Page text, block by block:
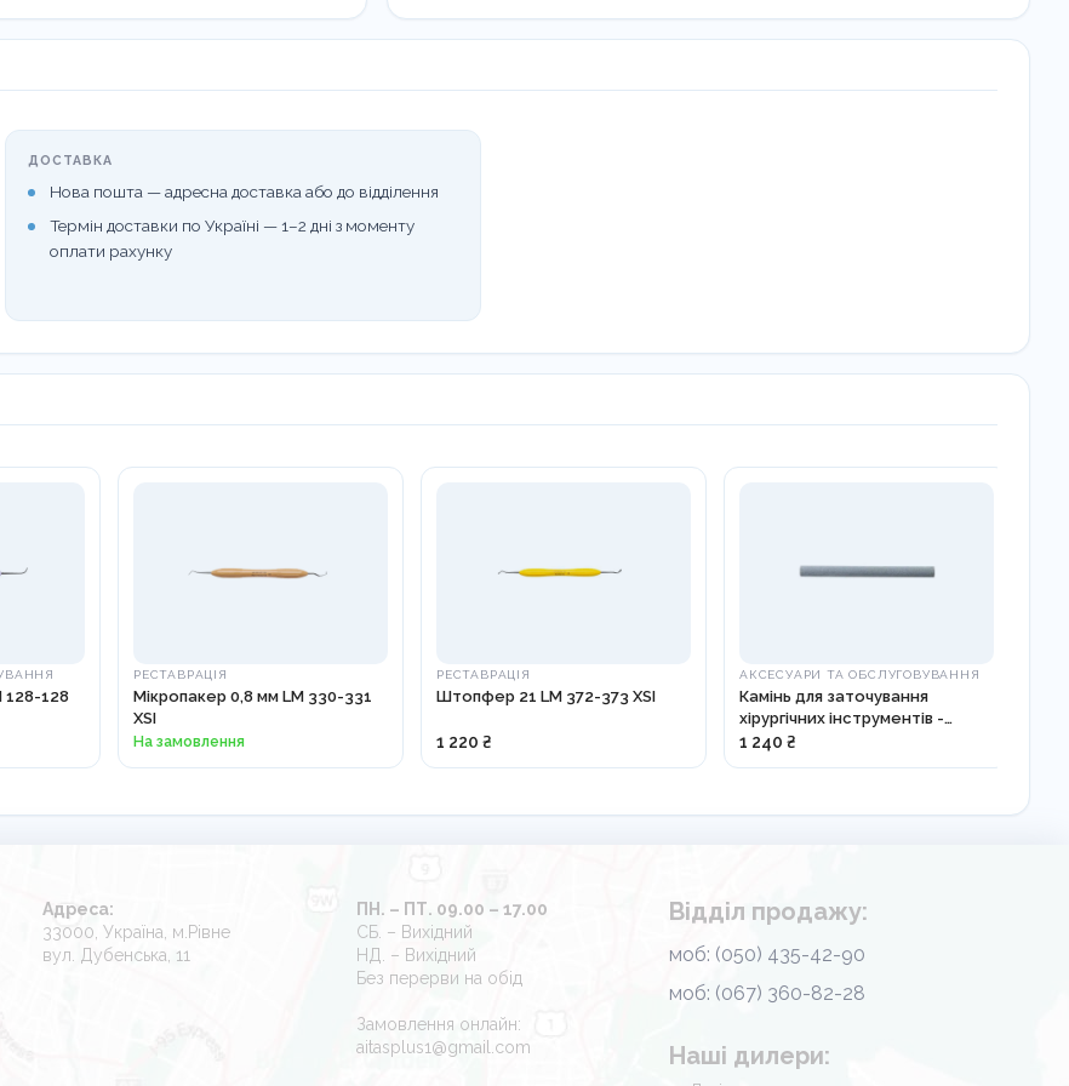
ДОСТАВКА
Нова пошта — адресна доставка або до відділення
Термін доставки по Україні — 1–2 дні з моменту
оплати рахунку
128-128
РЕСТАВРАЦІЯ
Мікропакер 0,8 мм LM 330-331
XSI
На замовлення
РЕСТАВРАЦІЯ
Штопфер 21 LM 372-373 XSI
1 220 ₴
АКСЕСУАРИ ТА ОБСЛУГОВУВАННЯ
Камінь для заточування
хірургічних інструментів -
818002
1 240 ₴
Адреса:
33000, Україна, м.Рівне
вул. Дубенська, 11
ПН. – ПТ. 09.00 – 17.00
СБ. – Вихідний
НД. – Вихідний
Без перерви на обід
Замовлення онлайн:
aitasplus1@gmail.com
Відділ продажу:
моб: (050) 435-42-90
моб: (067) 360-82-28
Наші дилери: